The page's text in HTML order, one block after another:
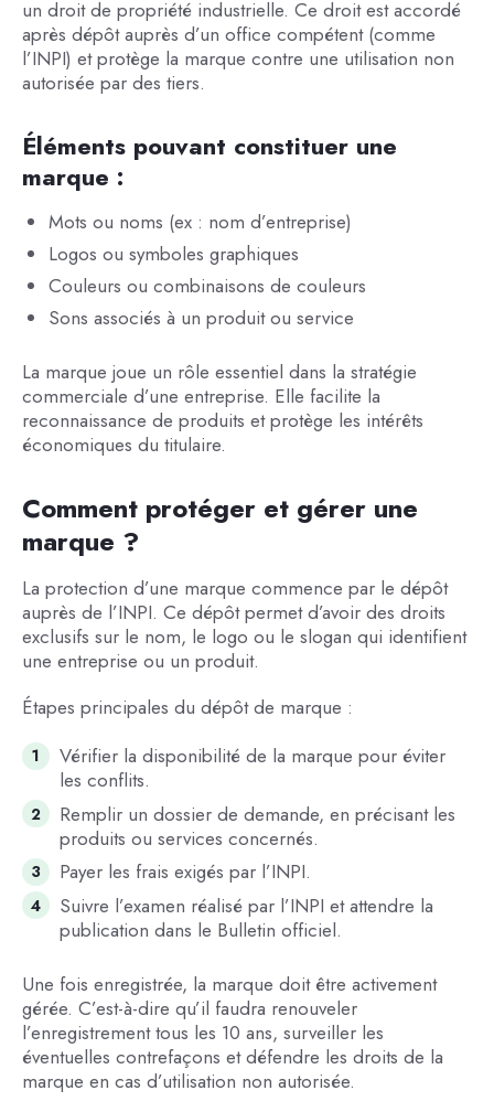
un droit de propriété industrielle. Ce droit est accordé
après dépôt auprès d’un office compétent (comme
l’INPI) et protège la marque contre une utilisation non
autorisée par des tiers.
Éléments pouvant constituer une
marque :
Mots ou noms (ex : nom d’entreprise)
Logos ou symboles graphiques
Couleurs ou combinaisons de couleurs
Sons associés à un produit ou service
La marque joue un rôle essentiel dans la stratégie
commerciale d’une entreprise. Elle facilite la
reconnaissance de produits et protège les intérêts
économiques du titulaire.
Comment protéger et gérer une
marque ?
La protection d’une marque commence par le dépôt
auprès de l’INPI. Ce dépôt permet d’avoir des droits
exclusifs sur le nom, le logo ou le slogan qui identifient
une entreprise ou un produit.
Étapes principales du dépôt de marque :
Vérifier la disponibilité de la marque pour éviter
les conflits.
Remplir un dossier de demande, en précisant les
produits ou services concernés.
Payer les frais exigés par l’INPI.
Suivre l’examen réalisé par l’INPI et attendre la
publication dans le Bulletin officiel.
Une fois enregistrée, la marque doit être activement
gérée. C’est-à-dire qu’il faudra renouveler
l’enregistrement tous les 10 ans, surveiller les
éventuelles contrefaçons et défendre les droits de la
marque en cas d’utilisation non autorisée.